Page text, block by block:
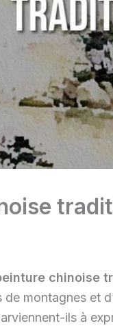
chinoise
de montagnes et
ils à